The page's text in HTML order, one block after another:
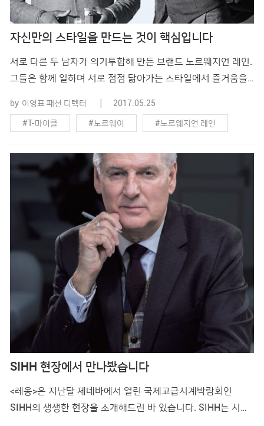
자신만의 스타일을 만드는 것이 핵심입니다
서로 다른 두 남자가 의기투합해 만든 브랜드 노르웨지언 레인.
그들은 함께 일하며 서로 점점 닮아가는 스타일에서 즐거움을
그래퍼에게 ‘추천해줄 만한 좋은 브랜드가 없느냐’고 물어봤을
때 소개받은 브랜드가 있습니다. 바로 ‘노르웨지언 레인’입니
부터 감성과 기능성을 동시에 느낄 수 있었죠. 항상 비를 품고
by 이영표 패션 디렉터 2017.05.25
#T-마이클 #노르웨이 #노르웨지언 레인
SIHH 현장에서 만나봤습니다
<레옹>은 지난달 제네바에서 열린 국제고급시계박람회인
SIHH의 생생한 현장을 소개해드린 바 있습니다. SIHH는 시계